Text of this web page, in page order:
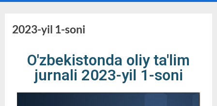
2023-yil 1-soni
O'zbekistonda oliy ta'lim
jurnali 2023-yil 1-soni